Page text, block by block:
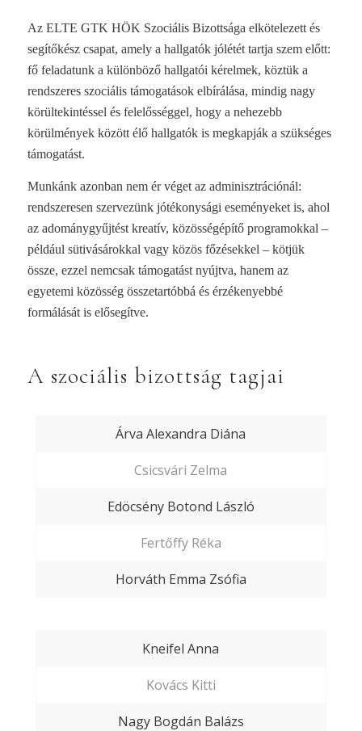
Az ELTE GTK HÖK Szociális Bizottsága elkötelezett és
segítőkész csapat, amely a hallgatók jólétét tartja szem előtt:
fő feladatunk a különböző hallgatói kérelmek, köztük a
rendszeres szociális támogatások elbírálása, mindig nagy
körültekintéssel és felelősséggel, hogy a nehezebb
körülmények között élő hallgatók is megkapják a szükséges
támogatást.
Munkánk azonban nem ér véget az adminisztrációnál:
rendszeresen szervezünk jótékonysági eseményeket is, ahol
az adománygyűjtést kreatív, közösségépítő programokkal –
például sütivásárokkal vagy közös főzésekkel – kötjük
össze, ezzel nemcsak támogatást nyújtva, hanem az
egyetemi közösség összetartóbbá és érzékenyebbé
formálását is elősegítve.
A szociális bizottság tagjai
Árva Alexandra Diána
Csicsvári Zelma
Edöcsény Botond László
Fertőffy Réka
Horváth Emma Zsófia
Kneifel Anna
Kovács Kitti
Nagy Bogdán Balázs